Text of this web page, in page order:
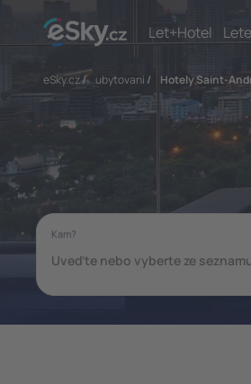
Let+Hotel
eSky.cz/ ubytovani / Hotely Saint-